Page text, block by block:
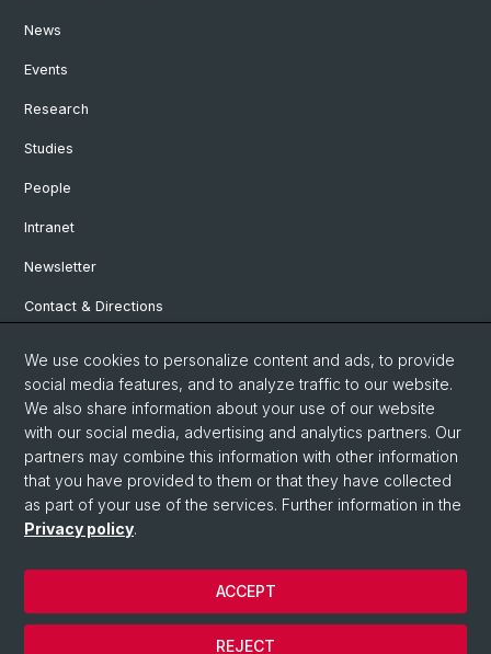
News
Events
Research
Studies
People
Intranet
Newsletter
Contact & Directions
Social Media
Facebook
Instagram
© University of Basel
We use cookies to personalize content and ads, to provide
social media features, and to analyze traffic to our website.
We also share information about your use of our website
with our social media, advertising and analytics partners. Our
partners may combine this information with other information
that you have provided to them or that they have collected
as part of your use of the services. Further information in the
Privacy policy.
REJECT
ACCEPT